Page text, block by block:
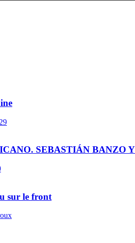
SEBASTIÁN BANZO Y
sur le front